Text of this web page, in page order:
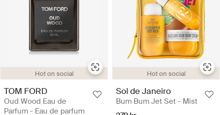
Hot on social
TOM FORD
Oud Wood Eau de
Parfum - Eau de parfum
Hot on social
Sol de Janeiro
Bum Bum Jet Set - Mist